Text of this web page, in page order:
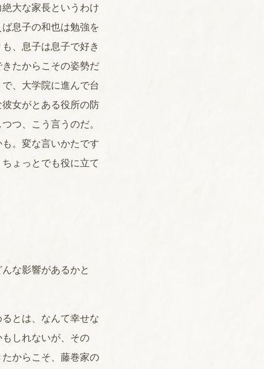
大な家長というわけ
息子の和也は勉強を
、息子は息子で好き
たからこその姿勢だ
、大学院に進んで台
女がとある役所の防
つ、こう言うのだ。
。変な言いかたです
ょっとでも役に立て
な影響があるかと
とは、なんて幸せな
しれないが、その
からこそ、藤巻家の